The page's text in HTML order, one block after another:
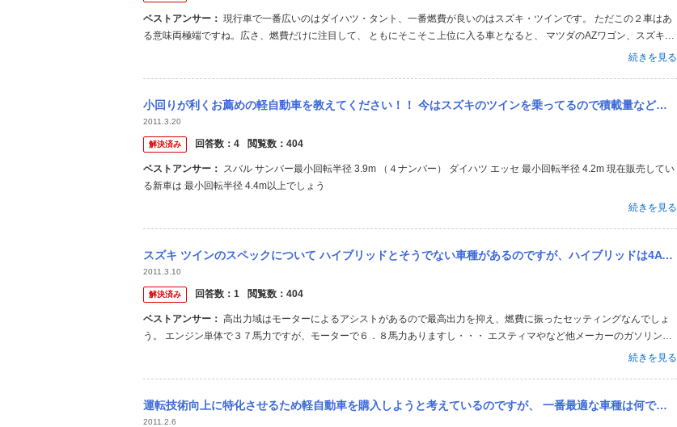
ベストアンサー：
る意味両極端ですね。広さ、燃費だけに注目して、 ともにそこそこ上位に入る車となると、 マツダのAZワゴン、スズキの
ミラ、ムーヴなどでしょうか。 ただし、車両価格とかデザインとかは度外視しての話ですが。 http://www.b-ucar.com/zzz_
続きを見る
小回りが利くお薦めの軽自動車を教えてください！！ 今はスズキのツインを乗ってるので積載量などは気にしません。 ツインでの運転に慣れてしまっているのでできる限り小回りが利くものを探しています。
2011.3.20
解決済み 回答数： 4 閲覧数： 404
ベストアンサー：
る新車は 最小回転半径 4.4m以上でしょう
続きを見る
スズキ ツインのスペックについて ハイブリッドとそうでない車種があるのですが、ハイブリッドは4ATでモーターアシストもあるのに37馬力です。 しかし、ハイブリッドじゃない車種は同じエンジンで3...
2011.3.10
解決済み 回答数： 1 閲覧数： 404
ベストアンサー：
う。 エンジン単体で３７馬力ですが、モーターで６．８馬力ありますし・・・ エスティマやなど他メーカーのガソリン仕
続きを見る
運転技術向上に特化させるため軽自動車を購入しようと考えているのですが、 一番最適な車種は何でしょうか？ 非力なローパワーエンジンのエンジンパワーを使いこなし、シフトチェンジとアクセルワーク...
2011.2.6